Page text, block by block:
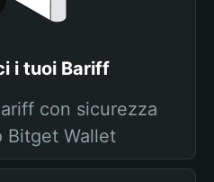
i tuoi Bariff
con sicurezza
Bitget Wallet